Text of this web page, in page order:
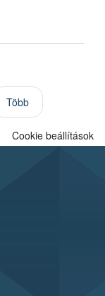
Több
Cookie beállítások